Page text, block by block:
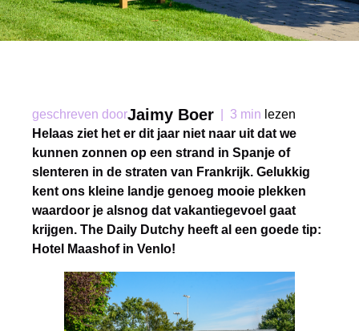
geschreven doorJaimy Boer 3 min lezen
Helaas ziet het er dit jaar niet naar uit dat we
kunnen zonnen op een strand in Spanje of
slenteren in de straten van Frankrijk. Gelukkig
kent ons kleine landje genoeg mooie plekken
waardoor je alsnog dat vakantiegevoel gaat
krijgen. The Daily Dutchy heeft al een goede tip:
Hotel Maashof in Venlo!